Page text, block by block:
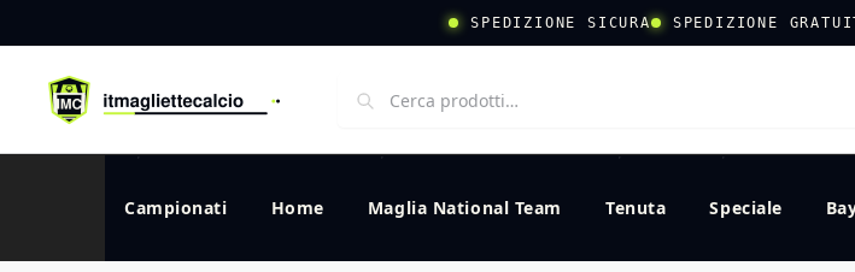
SPEDIZIONE SICURA SPEDIZIONE
Campionati Home Maglia National Team Tenuta Speciale